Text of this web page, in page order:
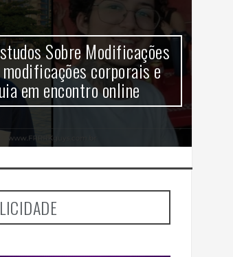
Sobre Modificações
corporais e
em encontro online